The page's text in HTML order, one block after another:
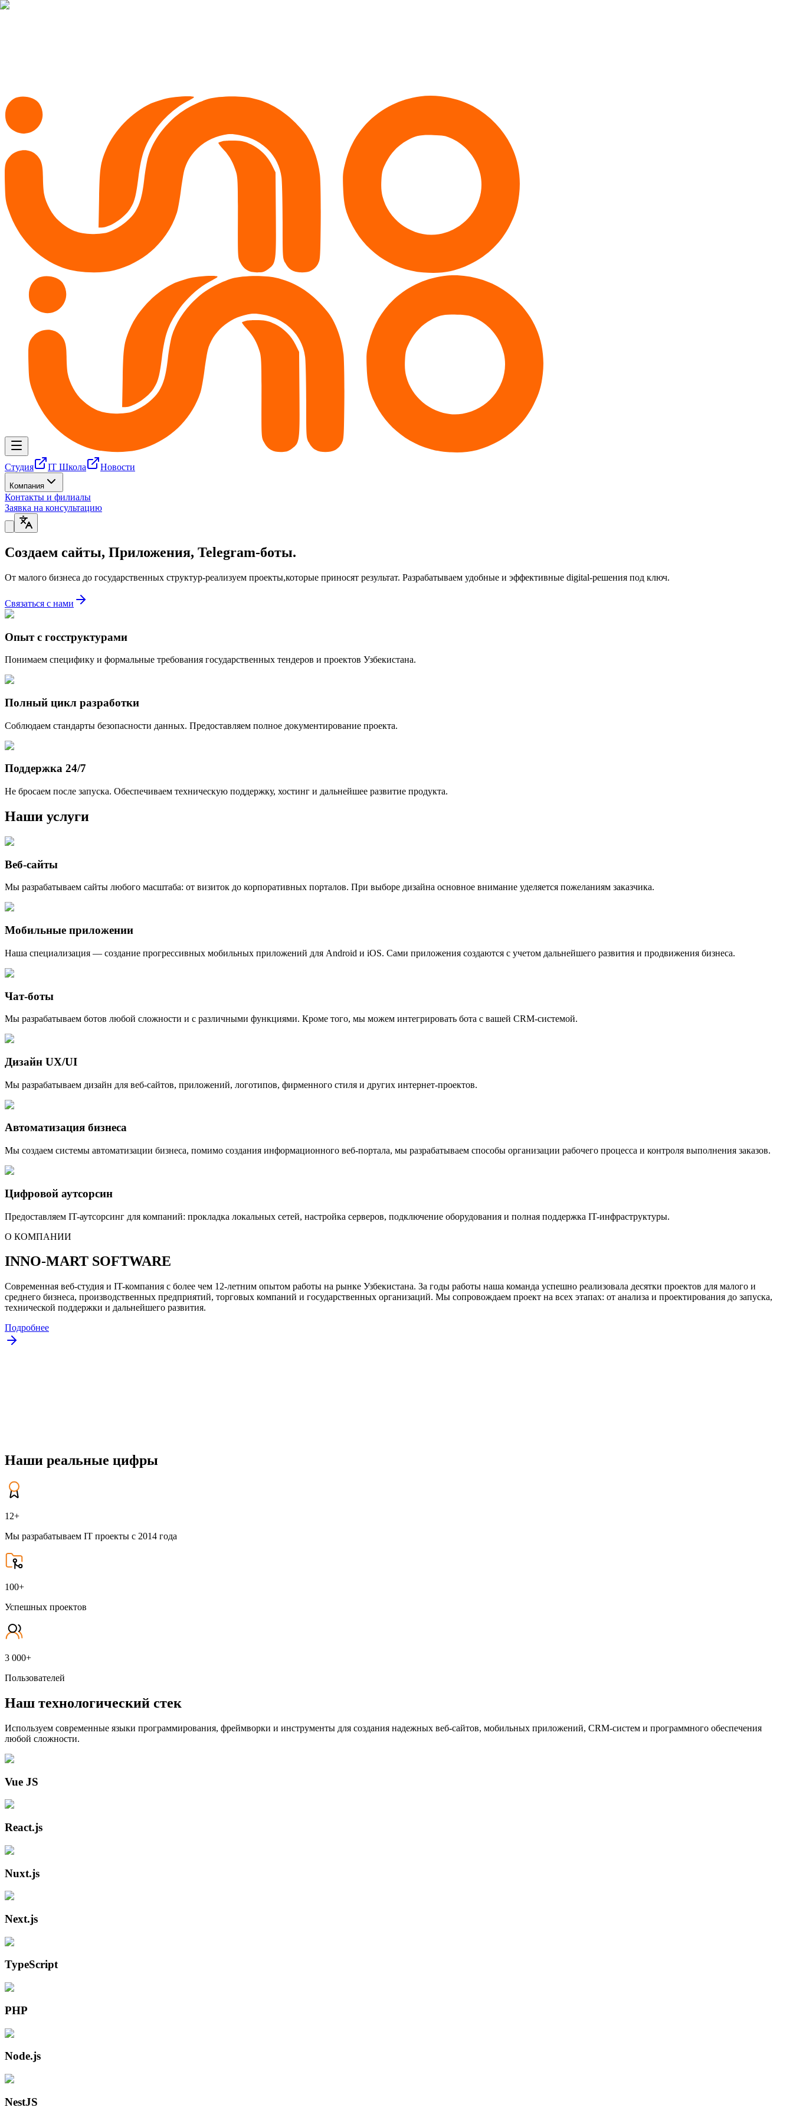
Студия IT Школа Новости
Компания
Контакты и филиалы
Заявка на консультацию
Создаем сайты, Приложения, Telegram-боты.
От малого бизнеса до государственных структур-реализуем проекты,которые приносят результат. Разрабатываем удобные и эффективные digital-решения под ключ.
Связаться с нами
Опыт с госструктурами
Понимаем специфику и формальные требования государственных тендеров и проектов Узбекистана.
Полный цикл разработки
Соблюдаем стандарты безопасности данных. Предоставляем полное документирование проекта.
Поддержка 24/7
Не бросаем после запуска. Обеспечиваем техническую поддержку, хостинг и дальнейшее развитие продукта.
Наши услуги
Веб-сайты
Мы разрабатываем сайты любого масштаба: от визиток до корпоративных порталов. При выборе дизайна основное внимание уделяется пожеланиям заказчика.
Мобильные приложении
Наша специализация — создание прогрессивных мобильных приложений для Android и iOS. Сами приложения создаются с учетом дальнейшего развития и продвижения бизнеса.
Чат-боты
Мы разрабатываем ботов любой сложности и с различными функциями. Кроме того, мы можем интегрировать бота с вашей CRM-системой.
Дизайн UX/UI
Мы разрабатываем дизайн для веб-сайтов, приложений, логотипов, фирменного стиля и других интернет-проектов.
Автоматизация бизнеса
Мы создаем системы автоматизации бизнеса, помимо создания информационного веб-портала, мы разрабатываем способы организации рабочего процесса и контроля выполнения заказов.
Цифровой аутсорсин
Предоставляем IT-аутсорсинг для компаний: прокладка локальных сетей, настройка серверов, подключение оборудования и полная поддержка IT-инфраструктуры.
О КОМПАНИИ
INNO-MART SOFTWARE
Cовременная веб-студия и IT-компания с более чем 12-летним опытом работы на рынке Узбекистана. За годы работы наша команда успешно реализовала десятки проектов для малого и
среднего бизнеса, производственных предприятий, торговых компаний и государственных организаций. Мы сопровождаем проект на всех этапах: от анализа и проектирования до запуска,
технической поддержки и дальнейшего развития.
Подробнее
Наши реальные цифры
12+
Мы разрабатываем IT проекты с 2014 года
100+
Успешных проектов
3 000+
Пользователей
Наш технологический стек
Используем современные языки программирования, фреймворки и инструменты для создания надежных веб-сайтов, мобильных приложений, CRM-систем и программного обеспечения
любой сложности.
Vue JS
React.js
Nuxt.js
Next.js
TypeScript
PHP
Node.js
NestJS